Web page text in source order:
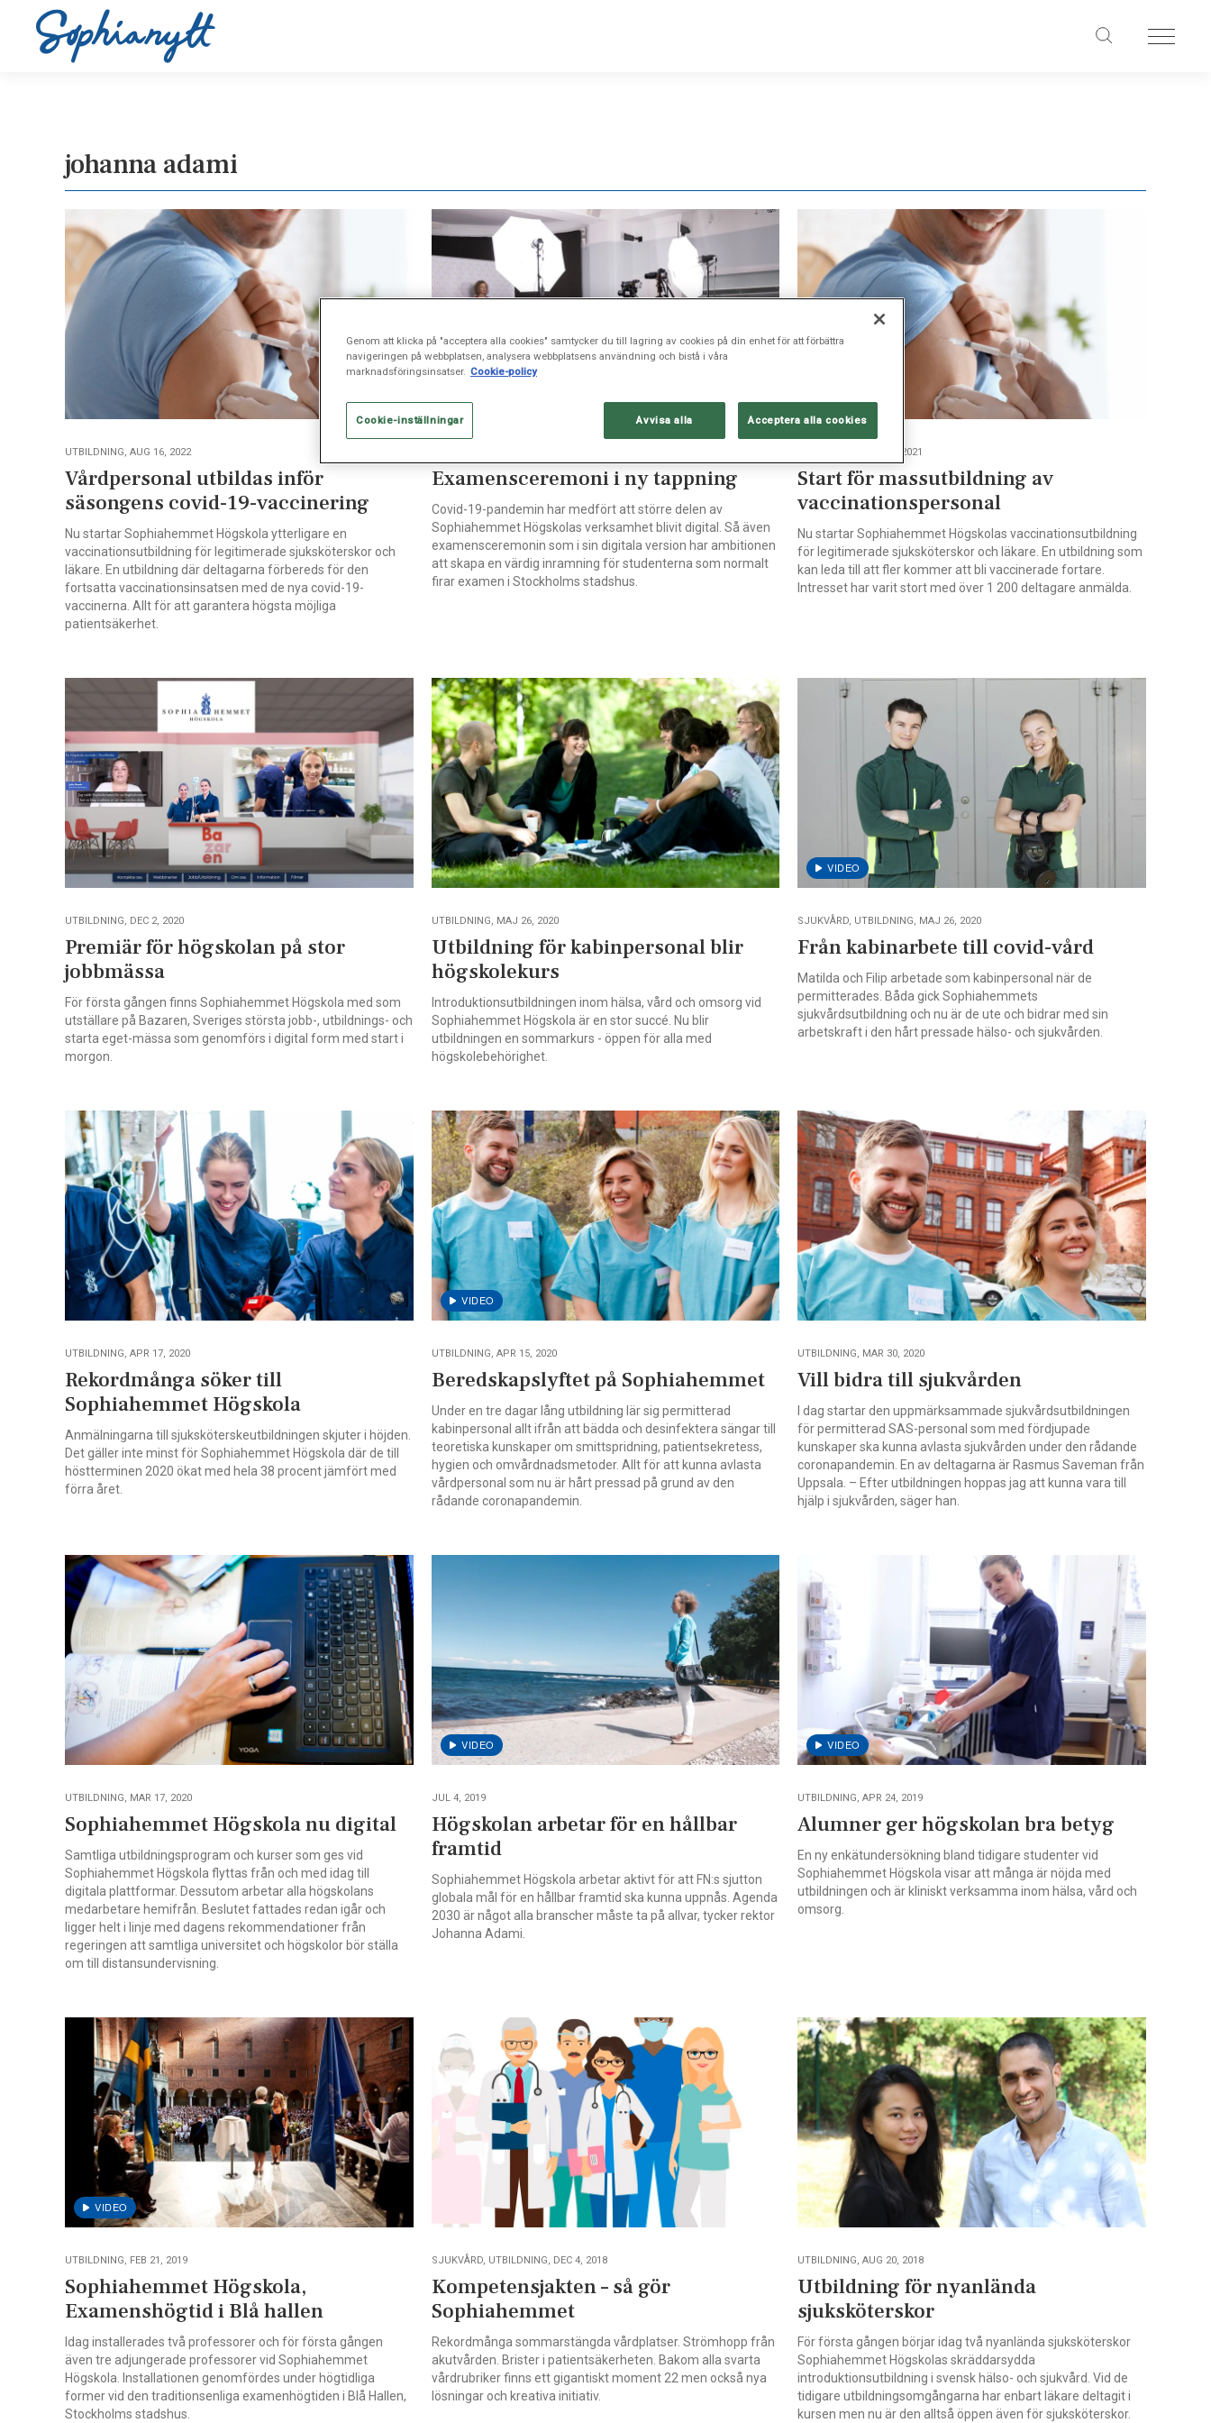
johanna adami
UTBILDNING, AUG 16, 2022
Vårdpersonal utbildas inför
säsongens covid-19-vaccinering
Nu startar Sophiahemmet Högskola ytterligare en
vaccinationsutbildning för legitimerade sjuksköterskor och
läkare. En utbildning där deltagarna förbereds för den
fortsatta vaccinationsinsatsen med de nya covid-19-
vaccinerna. Allt för att garantera högsta möjliga
patientsäkerhet.
Examensceremoni i ny tappning
Covid-19-pandemin har medfört att större delen av
Sophiahemmet Högskolas verksamhet blivit digital. Så även
examensceremonin som i sin digitala version har ambitionen
att skapa en värdig inramning för studenterna som normalt
firar examen i Stockholms stadshus.
UTBILDNING, JAN 21, 2021
Start för massutbildning av
vaccinationspersonal
Nu startar Sophiahemmet Högskolas vaccinationsutbildning
för legitimerade sjuksköterskor och läkare. En utbildning som
kan leda till att fler kommer att bli vaccinerade fortare.
Intresset har varit stort med över 1 200 deltagare anmälda.
UTBILDNING, DEC 2, 2020
Premiär för högskolan på stor
jobbmässa
För första gången finns Sophiahemmet Högskola med som
utställare på Bazaren, Sveriges största jobb-, utbildnings- och
starta eget-mässa som genomförs i digital form med start i
morgon.
UTBILDNING, MAJ 26, 2020
Utbildning för kabinpersonal blir
högskolekurs
Introduktionsutbildningen inom hälsa, vård och omsorg vid
Sophiahemmet Högskola är en stor succé. Nu blir
utbildningen en sommarkurs - öppen för alla med
högskolebehörighet.
SJUKVÅRD, UTBILDNING, MAJ 26, 2020
Från kabinarbete till covid-vård
Matilda och Filip arbetade som kabinpersonal när de
permitterades. Båda gick Sophiahemmets
sjukvårdsutbildning och nu är de ute och bidrar med sin
arbetskraft i den hårt pressade hälso- och sjukvården.
UTBILDNING, APR 17, 2020
Rekordmånga söker till
Sophiahemmet Högskola
Anmälningarna till sjuksköterskeutbildningen skjuter i höjden.
Det gäller inte minst för Sophiahemmet Högskola där de till
höstterminen 2020 ökat med hela 38 procent jämfört med
förra året.
UTBILDNING, APR 15, 2020
Beredskapslyftet på Sophiahemmet
Under en tre dagar lång utbildning lär sig permitterad
kabinpersonal allt ifrån att bädda och desinfektera sängar till
teoretiska kunskaper om smittspridning, patientsekretess,
hygien och omvårdnadsmetoder. Allt för att kunna avlasta
vårdpersonal som nu är hårt pressad på grund av den
rådande coronapandemin.
UTBILDNING, MAR 30, 2020
Vill bidra till sjukvården
I dag startar den uppmärksammade sjukvårdsutbildningen
för permitterad SAS-personal som med fördjupade
kunskaper ska kunna avlasta sjukvården under den rådande
coronapandemin. En av deltagarna är Rasmus Saveman från
Uppsala. – Efter utbildningen hoppas jag att kunna vara till
hjälp i sjukvården, säger han.
UTBILDNING, MAR 17, 2020
Sophiahemmet Högskola nu digital
Samtliga utbildningsprogram och kurser som ges vid
Sophiahemmet Högskola flyttas från och med idag till
digitala plattformar. Dessutom arbetar alla högskolans
medarbetare hemifrån. Beslutet fattades redan igår och
ligger helt i linje med dagens rekommendationer från
regeringen att samtliga universitet och högskolor bör ställa
om till distansundervisning.
JUL 4, 2019
Högskolan arbetar för en hållbar
framtid
Sophiahemmet Högskola arbetar aktivt för att FN:s sjutton
globala mål för en hållbar framtid ska kunna uppnås. Agenda
2030 är något alla branscher måste ta på allvar, tycker rektor
Johanna Adami.
UTBILDNING, APR 24, 2019
Alumner ger högskolan bra betyg
En ny enkätundersökning bland tidigare studenter vid
Sophiahemmet Högskola visar att många är nöjda med
utbildningen och är kliniskt verksamma inom hälsa, vård och
omsorg.
UTBILDNING, FEB 21, 2019
Sophiahemmet Högskola,
Examenshögtid i Blå hallen
Idag installerades två professorer och för första gången
även tre adjungerade professorer vid Sophiahemmet
Högskola. Installationen genomfördes under högtidliga
former vid den traditionsenliga examenhögtiden i Blå Hallen,
Stockholms stadshus.
SJUKVÅRD, UTBILDNING, DEC 4, 2018
Kompetensjakten – så gör
Sophiahemmet
Rekordmånga sommarstängda vårdplatser. Strömhopp från
akutvården. Brister i patientsäkerheten. Bakom alla svarta
vårdrubriker finns ett gigantiskt moment 22 men också nya
lösningar och kreativa initiativ.
UTBILDNING, AUG 20, 2018
Utbildning för nyanlända
sjuksköterskor
För första gången börjar idag två nyanlända sjuksköterskor
Sophiahemmet Högskolas skräddarsydda
introduktionsutbildning i svensk hälso- och sjukvård. Vid de
tidigare utbildningsomgångarna har enbart läkare deltagit i
kursen men nu är den alltså öppen även för sjuksköterskor.
Genom att klicka på "acceptera alla cookies" samtycker du till lagring av cookies på din enhet för att förbättra
navigeringen på webbplatsen, analysera webbplatsens användning och bistå i våra
marknadsföringsinsatser. Cookie-policy
Cookie-inställningar Avvisa alla Acceptera alla cookies